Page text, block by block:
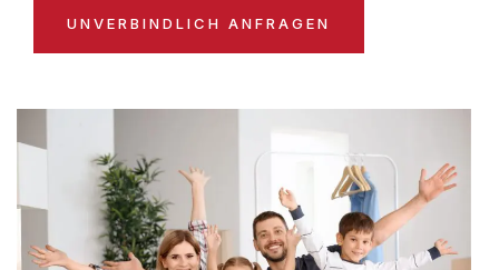
UNVERBINDLICH ANFRAGEN